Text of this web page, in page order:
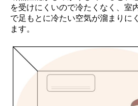
を受けにくいので冷たくなく、室
で足もとに冷たい空気が溜まりに
ます。